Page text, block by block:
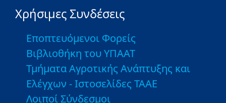
Χρήσιμες Συνδέσεις
Εποπτευόμενοι Φορείς
Βιβλιοθήκη του ΥΠΑΑΤ
Τμήματα Αγροτικής Ανάπτυξης και
Ελέγχων - Ιστοσελίδες ΤΑΑΕ
Λοιποί Σύνδεσμοι